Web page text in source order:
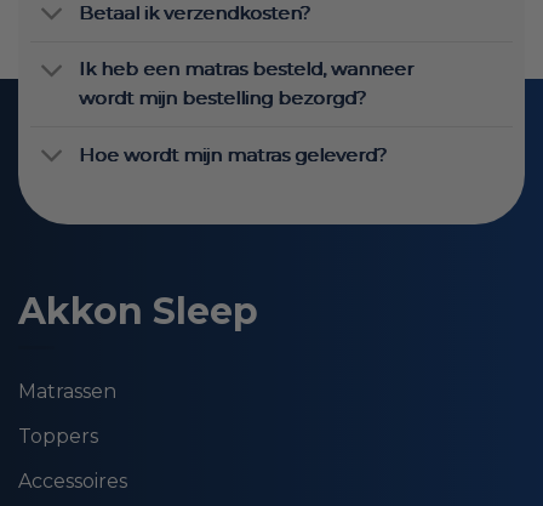
Betaal ik verzendkosten?
Ik heb een matras besteld, wanneer
wordt mijn bestelling bezorgd?
Hoe wordt mijn matras geleverd?
Akkon Sleep
Matrassen
Toppers
Accessoires